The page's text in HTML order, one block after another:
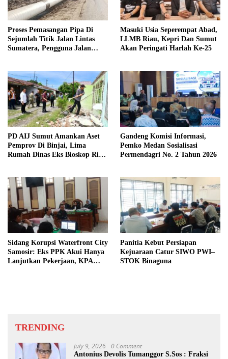
Proses Pemasangan Pipa Di
Sejumlah Titik Jalan Lintas
Sumatera, Pengguna Jalan
Masuki Usia Seperempat Abad,
LLMB Riau, Kepri Dan Sumut
Akan Peringati Harlah Ke-25
PD AIJ Sumut Amankan Aset
Pemprov Di Binjai, Lima
Rumah Dinas Eks Bioskop Ria
Gandeng Komisi Informasi,
Pemko Medan Sosialisasi
Permendagri No. 2 Tahun 2026
Sidang Korupsi Waterfront City
Samosir: Eks PPK Akui Hanya
Lanjutkan Pekerjaan, KPA
Panitia Kebut Persiapan
Kejuaraan Catur SIWO PWI–
STOK Binaguna
TRENDING
July 9, 2026 0 Comment
Antonius Devolis Tumanggor S.Sos : Fraksi